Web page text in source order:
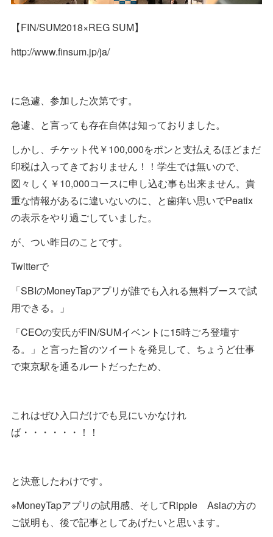
【FIN/SUM2018×REG SUM】
http://www.finsum.jp/ja/
に急遽、参加した次第です。
急遽、と言っても存在自体は知っておりました。
しかし、チケット代￥100,000をポンと支払えるほどまだ
印税は入ってきておりません！！学生では無いので、
図々しく￥10,000コースに申し込む事も出来ません。貴
重な情報があるに違いないのに、と歯痒い思いでPeatix
の表示をやり過ごしていました。
が、つい昨日のことです。
Twitterで
「SBIのMoneyTapアプリが誰でも入れる無料ブースで試
用できる。」
「CEOの安氏がFIN/SUMイベントに15時ごろ登壇す
る。」と言った旨のツイートを発見して、ちょうど仕事
で東京駅を通るルートだったため、
これはぜひ入口だけでも見にいかなけれ
ば・・・・・・！！
と決意したわけです。
※MoneyTapアプリの試用感、そしてRipple Asiaの方の
ご説明も、後で記事としてあげたいと思います。